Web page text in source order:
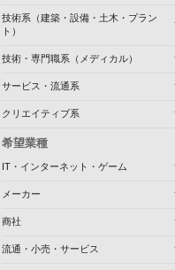
技術系（建築・設備・土木・プラン
ト）
技術・専門職系（メディカル）
サービス・流通系
クリエイティブ系
希望業種
IT・インターネット・ゲーム
メーカー
商社
流通・小売・サービス